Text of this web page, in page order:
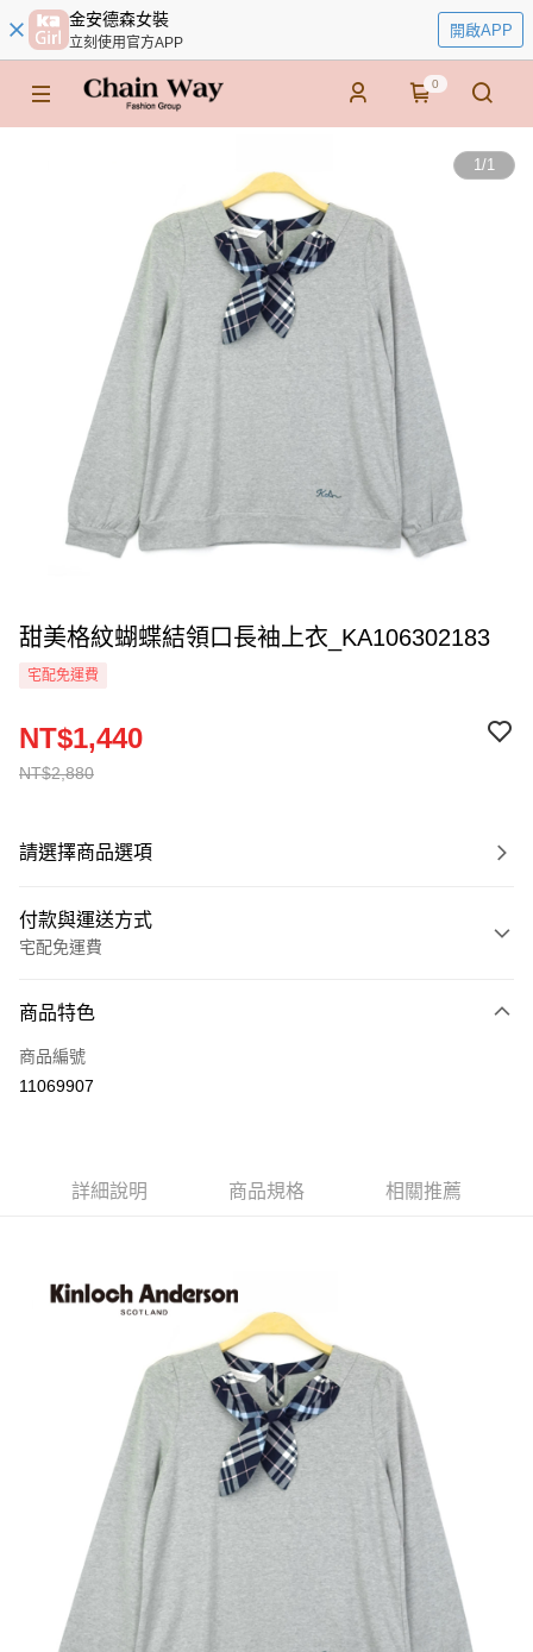
金安德森女裝
立刻使用官方APP
開啟APP
0
1/1
甜美格紋蝴蝶結領口長袖上衣_KA106302183
宅配免運費
NT$2,880
NT$1,440
請選擇商品選項
付款與運送方式
宅配免運費
信用卡一次付款
LINE Pay
運送方式
每筆NT$60，滿NT$1,000(含以上)免運費
付款後7-11取貨
每筆NT$60，滿NT$1,000(含以上)免運費
商品特色
商品編號
11069907
詳細說明 商品規格 相關推薦